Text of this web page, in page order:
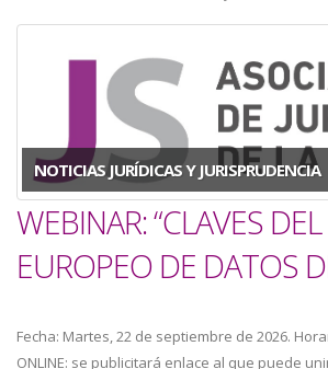
a
navegación
NOTICIAS JURÍDICAS Y JURISPRUDENCIA
WEBINAR: “CLAVES
EUROPEO DE DATOS
Fecha: Martes, 22 de septiembre de 2026.
ONLINE: se publicitará enlace al que puede